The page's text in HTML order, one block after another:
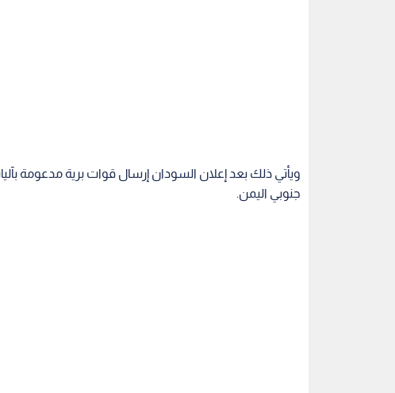
ويأتي ذلك بعد إعلان السودان إرسال قوات برية مدعومة
جنوبي اليمن.